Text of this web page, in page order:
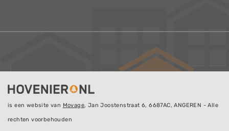
is een website van Movage, Jan Joostenstraat 6, 6687AC, ANGEREN - Alle
rechten voorbehouden